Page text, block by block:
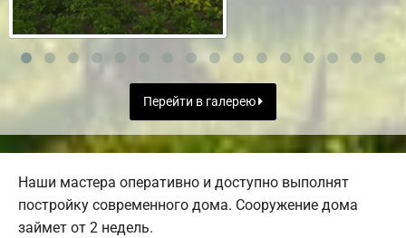
Перейти в галерею
Наши мастера оперативно и доступно выполнят
постройку современного дома. Сооружение дома
займет от 2 недель.